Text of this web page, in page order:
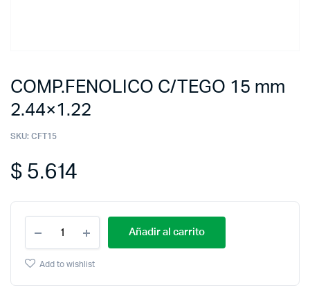
COMP.FENOLICO C/TEGO 15 mm
2.44×1.22
SKU: CFT15
$5.614
Añadir al carrito
Add to wishlist